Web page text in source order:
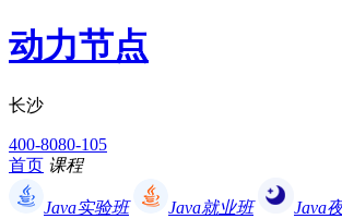
动力节点
长沙
400-8080-105
首页 课程
Java实验班 Java就业班 Java